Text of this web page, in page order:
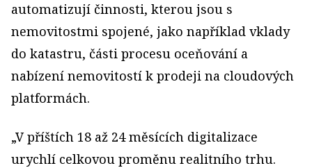
automatizují činnosti, kterou jsou s
nemovitostmi spojené, jako například vklady
do katastru, části procesu oceňování a
nabízení nemovitostí k prodeji na cloudových
platformách.
„V příštích 18 až 24 měsících digitalizace
urychlí celkovou proměnu realitního trhu.